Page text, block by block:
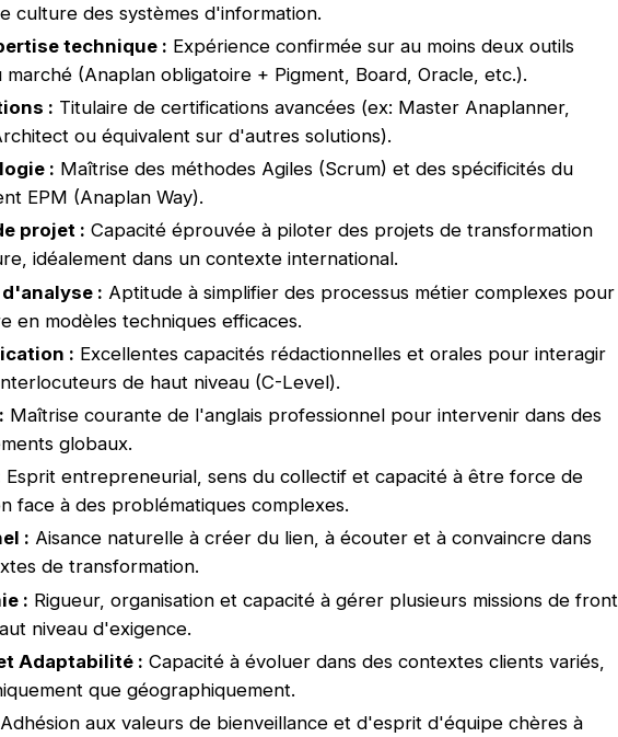
culture des systèmes d'information.
technique : Expérience confirmée sur au moins deux outils
marché (Anaplan obligatoire + Pigment, Board, Oracle, etc.).
: Titulaire de certifications avancées (ex: Master Anaplanner,
ou équivalent sur d'autres solutions).
: Maîtrise des méthodes Agiles (Scrum) et des spécificités du
EPM (Anaplan Way).
projet : Capacité éprouvée à piloter des projets de transformation
idéalement dans un contexte international.
: Aptitude à simplifier des processus métier complexes pour
en modèles techniques efficaces.
: Excellentes capacités rédactionnelles et orales pour interagir
de haut niveau (C-Level).
Maîtrise courante de l'anglais professionnel pour intervenir dans des
globaux.
Esprit entrepreneurial, sens du collectif et capacité à être force de
face à des problématiques complexes.
: Aisance naturelle à créer du lien, à écouter et à convaincre dans
de transformation.
: Rigueur, organisation et capacité à gérer plusieurs missions de front
niveau d'exigence.
Adaptabilité : Capacité à évoluer dans des contextes clients variés,
que géographiquement.
Adhésion aux valeurs de bienveillance et d'esprit d'équipe chères à